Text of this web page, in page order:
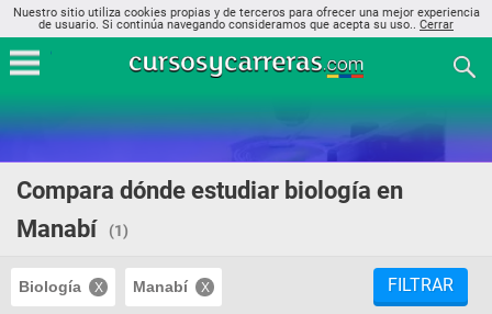
Nuestro sitio utiliza cookies propias y de terceros para ofrecer una mejor experiencia
de usuario. Si continúa navegando consideramos que acepta su uso.. Cerrar
Compara dónde estudiar biología en
Manabí
(1)
Biología Manabí FILTRAR